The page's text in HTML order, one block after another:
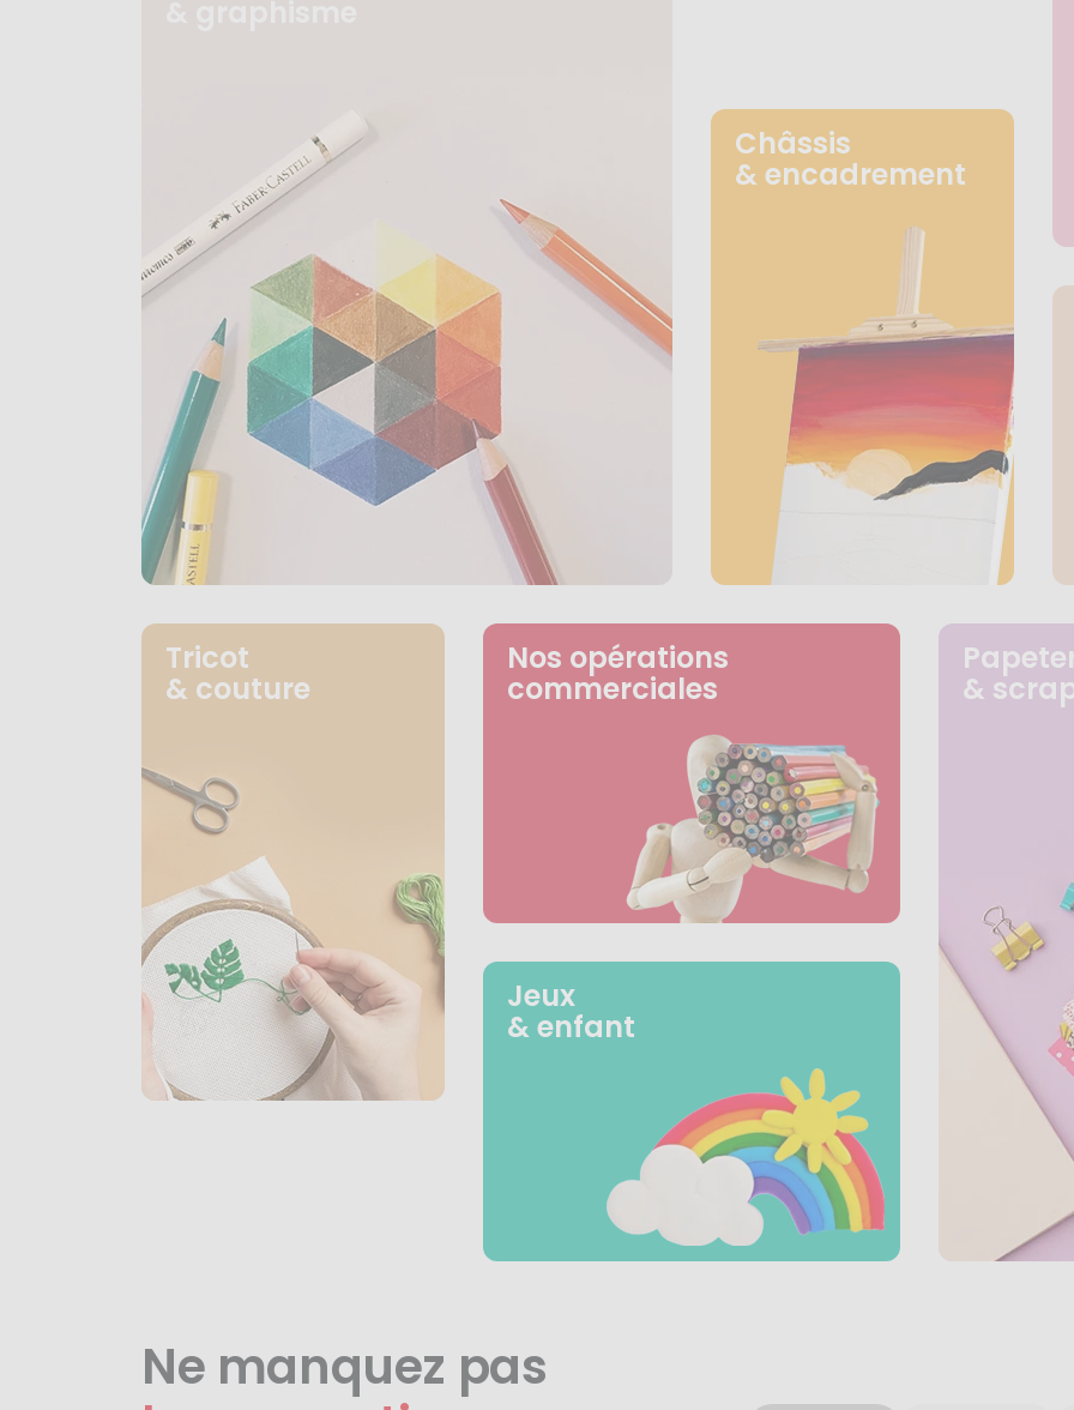
Châssis
& encadrement
Tricot
& couture
Nos opérations
commerciales
Jeux
& enfant
&
Ne manquez pas